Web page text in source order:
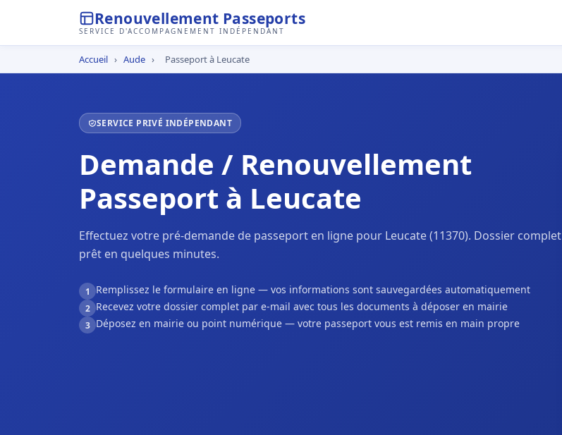
Renouvellement Passeports
SERVICE D'ACCOMPAGNEMENT INDÉPENDANT
Accueil › Aude › Passeport à Leucate
SERVICE PRIVÉ INDÉPENDANT
Demande / Renouvellement
Passeport à Leucate
Effectuez votre pré-demande de passeport en ligne pour Leucate (11370). Dossier complet
prêt en quelques minutes.
1 Remplissez le formulaire en ligne — vos informations sont sauvegardées automatiquement
2 Recevez votre dossier complet par e-mail avec tous les documents à déposer en mairie
3 Déposez en mairie ou point numérique — votre passeport vous est remis en main propre